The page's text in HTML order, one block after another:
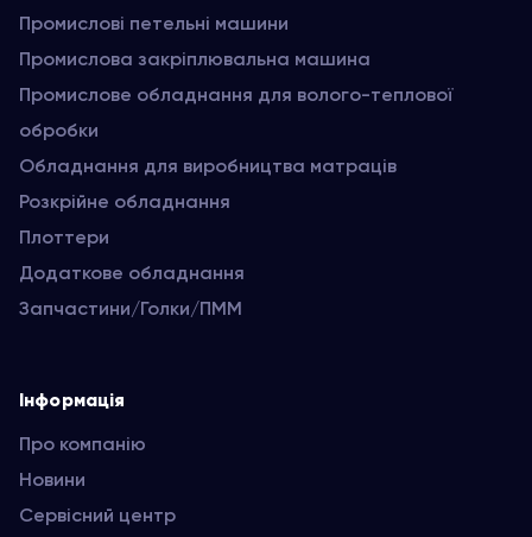
Промислові петельні машини
Промислова закріплювальна машина
Промислове обладнання для волого-теплової
обробки
Обладнання для виробництва матраців
Розкрійне обладнання
Плоттери
Додаткове обладнання
Запчастини/Голки/ПММ
Інформація
Про компанію
Новини
Сервісний центр